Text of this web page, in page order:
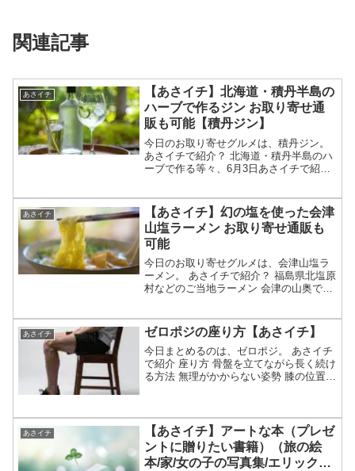
関連記事
あさイチ
【あさイチ】北海道・積丹半島の
ハーブで作るジン お取り寄せ通
販も可能【積丹ジン】
今日のお取り寄せグルメは、積丹ジン。
あさイチで紹介？ 北海道・積丹半島のハ
ーブで作る等々、6月3日あさイチで紹介
像はイメージです）あさイチ 北海道・積
丹半島のハーブで...
あさイチ
【あさイチ】幻の塩を使った会津
山塩ラーメン お取り寄せ通販も
可能
今日のお取り寄せグルメは、会津山塩ラ
ーメン。 あさイチで紹介？ 福島県北塩原
村などのご当地ラーメン 会津の山奥で温
塩ラーメンについてです。（放送前は予
想・画像はイメ...
あさイチ ゼロポジの座り方【あさイチ】
今日まとめるのは、ゼロポジ。 あさイチ
で紹介 座り方 骨盤を立てながら長く続け
る方法 無理がかからない姿勢 膝の位置も
像はイメージです）あさイチ ゼロポジ座
り方の特...
あさイチ
【あさイチ】アートな本（プレゼ
ントに贈りたい書籍）（旅の絵
本/家/女の子の写真集/エリック）